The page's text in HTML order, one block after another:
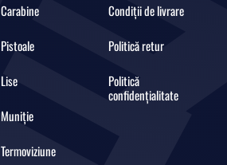
Carabine
Pistoale
Lise
Muniție
Termoviziune
Condiții de livrare
Politică retur
Politică
confidențialitate